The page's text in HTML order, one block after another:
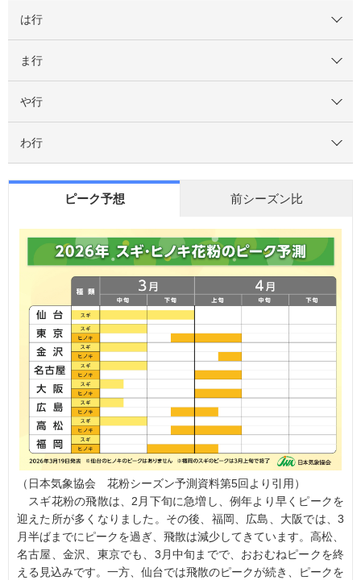
は行
ま行
や行
わ行
ピーク予想 前シーズン比
（日本気象協会 花粉シーズン予測資料第5回より引用）
スギ花粉の飛散は、2月下旬に急増し、例年より早くピークを
迎えた所が多くなりました。その後、福岡、広島、大阪では、3
月半ばまでにピークを過ぎ、飛散は減少してきています。高松、
名古屋、金沢、東京でも、3月中旬までで、おおむねピークを終
える見込みです。一方、仙台では飛散のピークが続き、ピークを